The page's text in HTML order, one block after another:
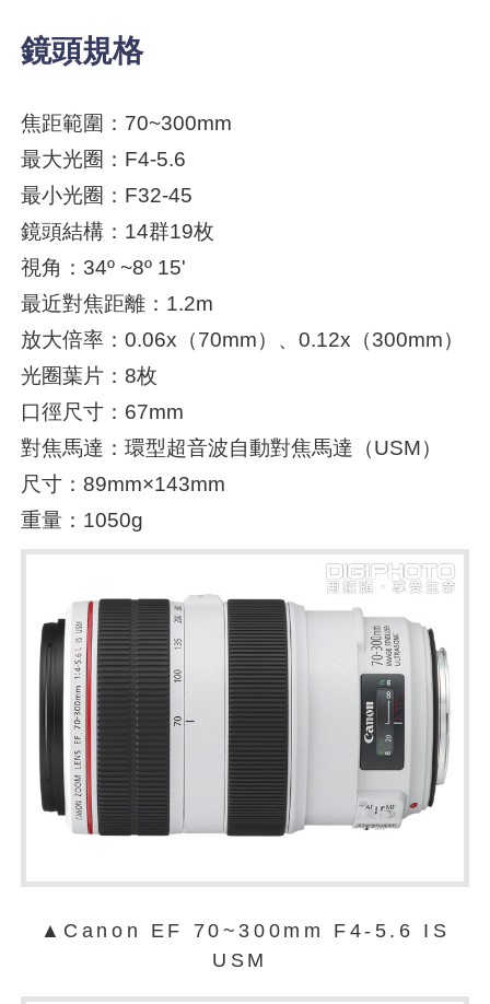
鏡頭規格
焦距範圍：70~300mm
最大光圈：F4-5.6
最小光圈：F32-45
鏡頭結構：14群19枚
視角：34º ~8º 15'
最近對焦距離：1.2m
放大倍率：0.06x（70mm）、0.12x（300mm）
光圈葉片：8枚
口徑尺寸：67mm
對焦馬達：環型超音波自動對焦馬達（USM）
尺寸：89mm×143mm
重量：1050g
▲Canon EF 70~300mm F4-5.6 IS
USM